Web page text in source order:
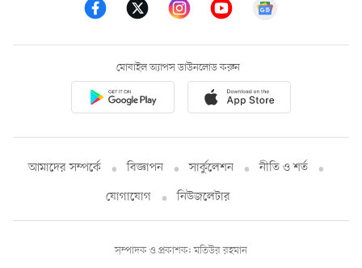
মোবাইল অ্যাপস ডাউনলোড করুন
আমাদের সম্পর্কে বিজ্ঞাপন সার্কুলেশন
নীতি ও শর্ত
যোগাযোগ
নিউজলেটার
সম্পাদক ও প্রকাশক: মতিউর রহমান